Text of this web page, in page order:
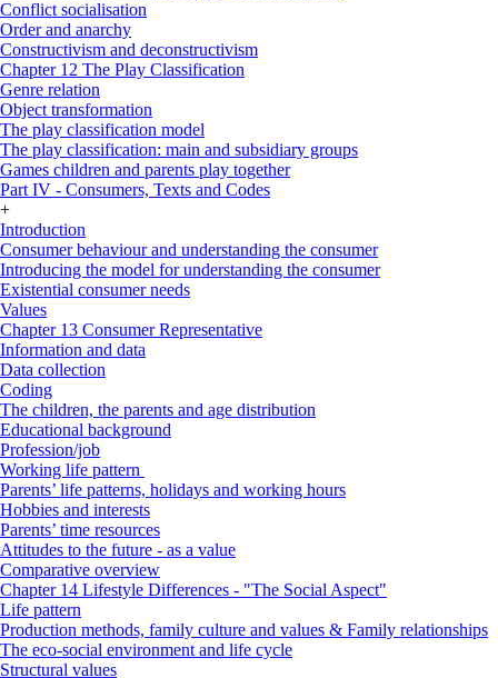
Conflict socialisation
Order and anarchy
Constructivism and deconstructivism
Chapter 12 The Play Classification
Genre relation
Object transformation
The play classification model
The play classification: main and subsidiary groups
Games children and parents play together
Part IV - Consumers, Texts and Codes
+
Introduction
Consumer behaviour and understanding the consumer
Introducing the model for understanding the consumer
Existential consumer needs
Values
Chapter 13 Consumer Representative
Information and data
Data collection
Coding
The children, the parents and age distribution
Educational background
Profession/job
Working life pattern
Parents’ life patterns, holidays and working hours
Hobbies and interests
Parents’ time resources
Attitudes to the future - as a value
Comparative overview
Chapter 14 Lifestyle Differences - "The Social Aspect"
Life pattern
Production methods, family culture and values & Family relationships
The eco-social environment and life cycle
Structural values